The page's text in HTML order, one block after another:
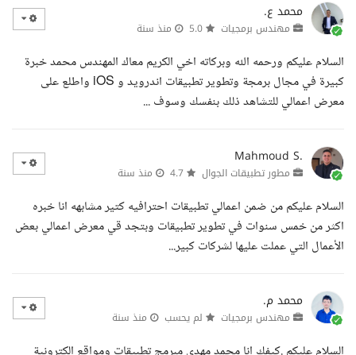
محمد ع.
مهندس برمجيات منذ سنة
السلام عليكم ورحمه الله وبركاته اخي الكريم معاك المهندس محمد خبرة
كبيرة في مجال برمجة وتطوير تطبيقات اندرويد و iOS واطلع على
معرض اعمالي للتشاهد ذلك بنفسك وسوف ...
Mahmoud S.
مطور تطبيقات الجوال منذ سنة
السلام عليكم من ضمن اعمالي تطبيقات احترافيه كتير مشابهه انا خبره
اكثر من خمس سنوات في تطوير تطبيقات وبتجد قي معرض اعمالي بعض
الأعمال التي عملت عليها لشركات كبير...
محمد م.
مهندس برمجيات لم يحسب منذ سنة